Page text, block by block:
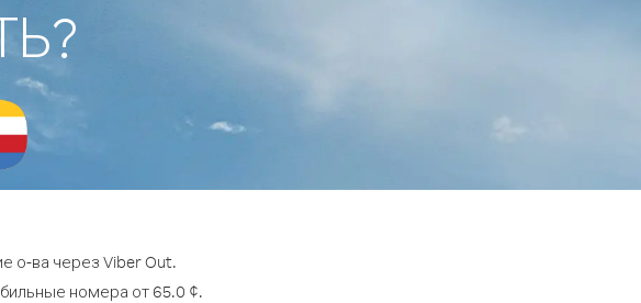
о-ва через Viber Out.
номера от 65.0 ¢.